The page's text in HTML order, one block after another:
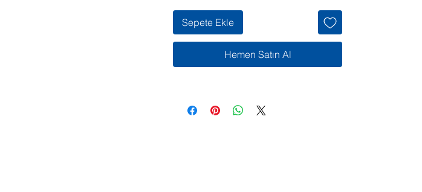
Sepete Ekle
Hemen Satın Al